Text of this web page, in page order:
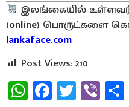
இலங்கையில்
(online) பொருட்களை
lankaface.com
Post Views:210
WhatsApp
Facebook
Twitter
Viber